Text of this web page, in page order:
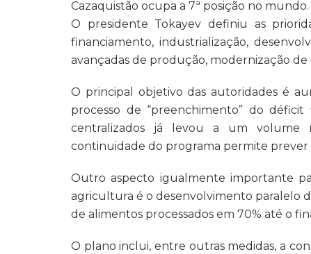
Cazaquistão ocupa a 7ª posição no mundo.
O presidente Tokayev definiu as
financiamento, industrialização,
avançadas de produção, modernização
O principal objetivo das autoridades é
processo de “preenchimento” do
centralizados já levou a um volume
continuidade do programa permite
Outro aspecto igualmente importante
agricultura é o desenvolvimento paralelo
de alimentos processados em 70% até o
O plano inclui, entre outras medidas, a